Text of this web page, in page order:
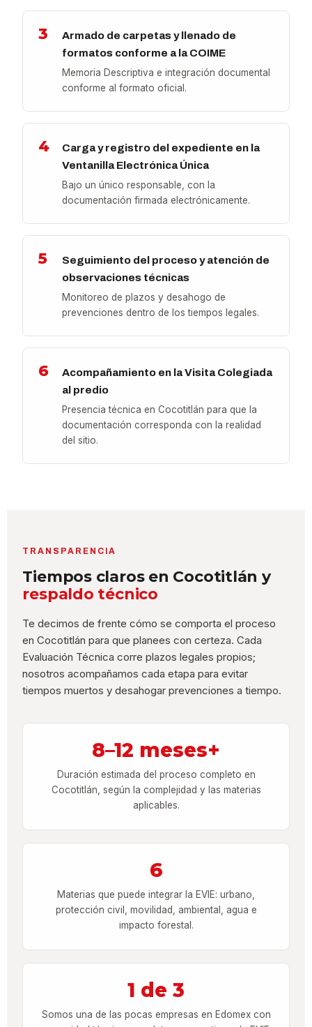
3
Armado de carpetas y llenado de
formatos conforme a la COIME
Memoria Descriptiva e integración documental
conforme al formato oficial.
4
Carga y registro del expediente en la
Ventanilla Electrónica Única
Bajo un único responsable, con la
documentación firmada electrónicamente.
5
Seguimiento del proceso y atención de
observaciones técnicas
Monitoreo de plazos y desahogo de
prevenciones dentro de los tiempos legales.
6
Acompañamiento en la Visita Colegiada
al predio
Presencia técnica en Cocotitlán para que la
documentación corresponda con la realidad
del sitio.
TRANSPARENCIA
Tiempos claros en Cocotitlán y
respaldo técnico
Te decimos de frente cómo se comporta el proceso
en Cocotitlán para que planees con certeza. Cada
Evaluación Técnica corre plazos legales propios;
nosotros acompañamos cada etapa para evitar
tiempos muertos y desahogar prevenciones a tiempo.
8–12 meses+
Duración estimada del proceso completo en
Cocotitlán, según la complejidad y las materias
aplicables.
6
Materias que puede integrar la EVIE: urbano,
protección civil, movilidad, ambiental, agua e
impacto forestal.
1 de 3
Somos una de las pocas empresas en Edomex con